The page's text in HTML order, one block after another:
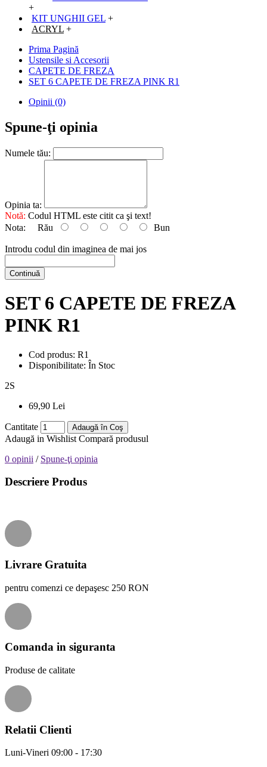
+
KIT UNGHII GEL +
ACRYL +
Prima Pagină
Ustensile si Accesorii
CAPETE DE FREZA
SET 6 CAPETE DE FREZA PINK R1
Opinii (0)
Spune-ţi opinia
Numele tău:
Opinia ta:
Notă: Codul HTML este citit ca şi text!
Nota: Rău Bun
Introdu codul din imaginea de mai jos
Continuă
SET 6 CAPETE DE FREZA
PINK R1
Cod produs: R1
Disponibilitate: În Stoc
2S
69,90 Lei
Cantitate Adaugă în Coş
Adaugă in Wishlist Compară produsul
0 opinii / Spune-ţi opinia
Descriere Produs
Livrare Gratuita
pentru comenzi ce depaşesc 250 RON
Comanda in siguranta
Produse de calitate
Relatii Clienti
Luni-Vineri 09:00 - 17:30